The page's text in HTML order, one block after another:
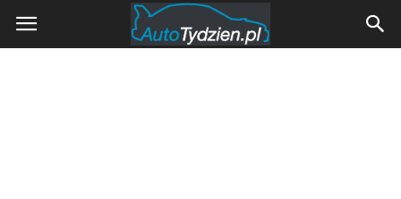
AutoTydzien.pl